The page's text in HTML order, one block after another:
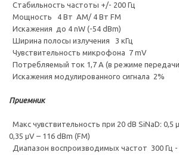
Стабильность частоты +/- 200 Гц
Мощность 4 Вт АМ/ 4 Вт FM
Искажения до 4 nW (-54 dBm)
Ширина полосы излучения 3 кГц
Чувствительность микрофона 7 mV
Потребляемый ток 1,7 А (в режиме
Искажения модулированного сигнала 2%
Приемник
Макс чувствительность при 20 dB SiNaD: 0,5
0,35 μV – 116 dBm (FM)
Диапазон воспроизводимых частот 300 Гц -